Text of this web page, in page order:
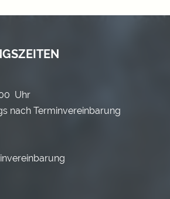
Uhr
nach Terminvereinbarung